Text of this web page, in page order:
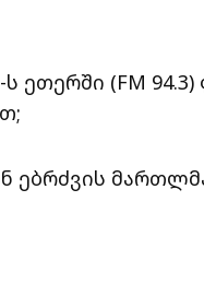
ეთერში (FM
ებრძვის